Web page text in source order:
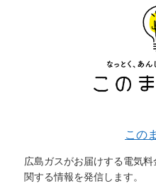
この
広島ガスがお届けする電気
関する情報を発信します。